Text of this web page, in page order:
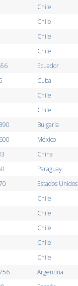
Chile
Chile
Chile
Chile
Ecuador
Cuba
Chile
Chile
Bulgaria
México
China
Paraguay
Estados Unidos
Chile
Chile
Chile
Chile
Chile
Argentina